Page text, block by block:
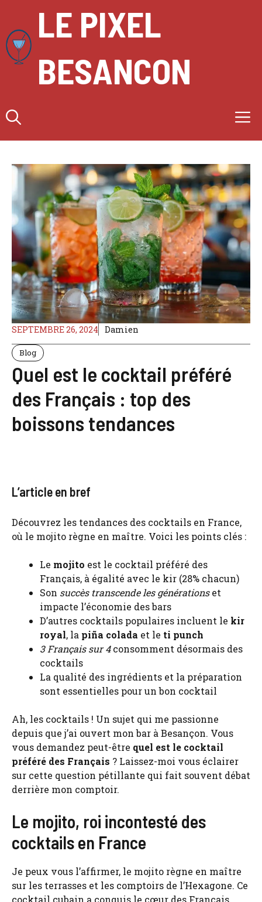
contenu LE PIXEL
BESANCON
SEPTEMBRE 26, 2024 Damien
Blog
Quel est le cocktail préféré
des Français : top des
boissons tendances
L’article en bref
Découvrez les tendances des cocktails en France,
où le mojito règne en maître. Voici les points clés :
Le mojito est le cocktail préféré des
Français, à égalité avec le kir (28% chacun)
Son succès transcende les générationset
impacte l’économie des bars
D’autres cocktails populaires incluent le kir
royal, la piña colada et le ti punch
3 Français sur 4consomment désormais des
cocktails
La qualité des ingrédients et la préparation
sont essentielles pour un bon cocktail
Ah, les cocktails ! Un sujet qui me passionne
depuis que j’ai ouvert mon bar à Besançon. Vous
vous demandez peut-être quel est le cocktail
préféré des Français ? Laissez-moi vous éclairer
sur cette question pétillante qui fait souvent débat
derrière mon comptoir.
Le mojito, roi incontesté des
cocktails en France
Je peux vous l’affirmer, le mojito règne en maître
sur les terrasses et les comptoirs de l’Hexagone. Ce
cocktail cubain a conquis le cœur des Français